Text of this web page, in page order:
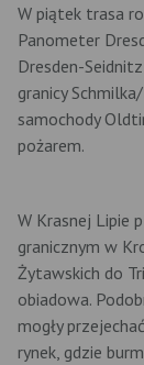
W piątek trasa
Panometer
Dresden-
granicy
samochody
pożarem.
W Krasnej Lipie
granicznym w
Żytawskich do
obiadowa.
mogły
rynek, gdzie